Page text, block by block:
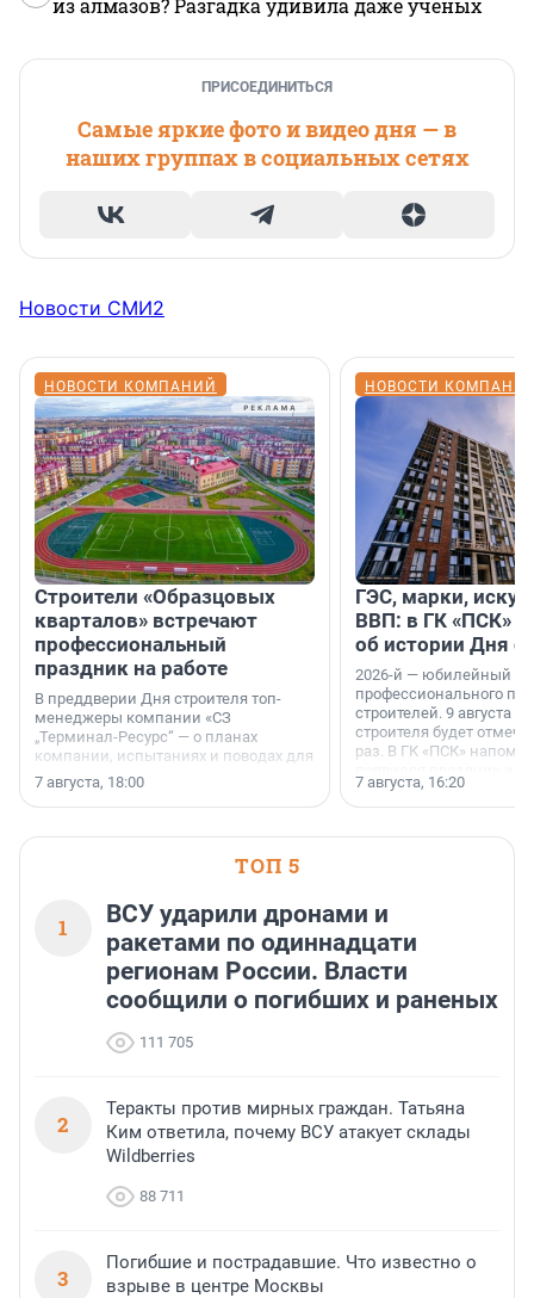
ПРИСОЕДИНИТЬСЯ
Самые яркие фото и видео дня — в
наших группах в социальных сетях
Новости СМИ2
НОВОСТИ КОМПАНИЙ
Строители «Образцовых
кварталов» встречают
профессиональный
праздник на работе
В преддверии Дня строителя топ-
менеджеры компании «СЗ
„Терминал-Ресурс“ — о планах
компании, испытаниях и поводах для
осторожного оптимизма.
7 августа, 18:00
НОВОСТИ
ГЭС, марки,
ВВП: в ГК «ПСК»
об истории Дня
2026-й — юбилейный
профессионального
строителей. 9 августа
строителя будет
раз. В ГК «ПСК»
поменялась роль
7 августа, 16:20
ТОП 5
1
ВСУ ударили дронами и
ракетами по одиннадцати
регионам России. Власти
сообщили о погибших и раненых
111 705
2
Теракты против мирных граждан. Татьяна
Ким ответила, почему ВСУ атакует склады
Wildberries
88 711
3
Погибшие и пострадавшие. Что известно о
взрыве в центре Москвы